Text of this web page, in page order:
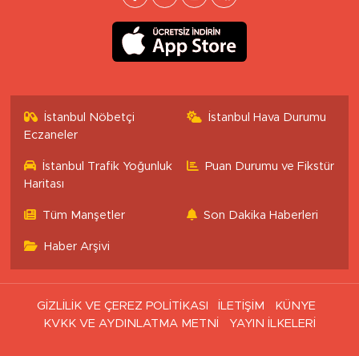
İstanbul Nöbetçi
Eczaneler
İstanbul Hava Durumu
İstanbul Trafik Yoğunluk
Haritası
Puan Durumu ve Fikstür
Tüm Manşetler Son Dakika Haberleri
Haber Arşivi
GİZLİLİK VE ÇEREZ POLİTİKASI İLETİŞİM
KÜNYE
KVKK VE AYDINLATMA METNİ
YAYIN İLKELERİ